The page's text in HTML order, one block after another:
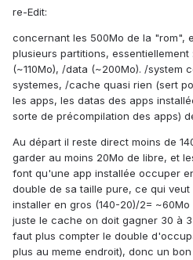
re-Edit:
concernant les 500Mo de la "rom",
plusieurs partitions,
(~110Mo), /data (~200Mo). /system
systemes, /cache quasi rien (sert
les apps, les datas des apps
sorte de précompilation des apps)
Au départ il reste direct moins de
garder au moins 20Mo de libre, et
font qu'une app installée occuper
double de sa taille pure, ce qui
installer en gros (140-20)/2=
juste le cache on doit gagner 30 à
faut plus compter le double
plus au meme endroit), donc un